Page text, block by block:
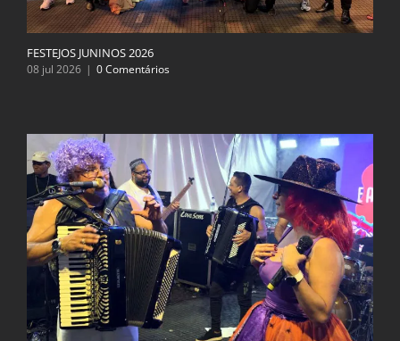
FESTEJOS JUNINOS 2026
08 jul 2026 | 0 Comentários